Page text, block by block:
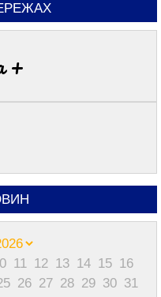
+
11 12 13 14 15 16
26 27 28 29 30 31